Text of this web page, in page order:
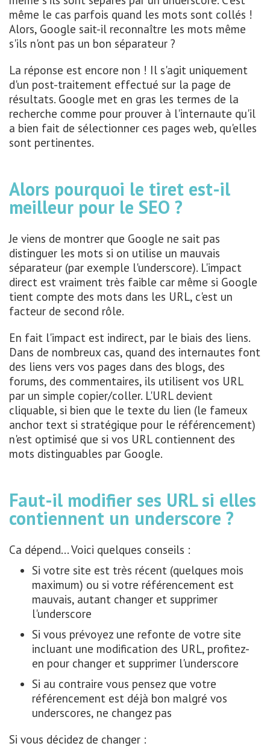
même le cas parfois quand les mots sont collés !
Alors, Google sait-il reconnaître les mots même
s'ils n'ont pas un bon séparateur ?
La réponse est encore non ! Il s'agit uniquement
d'un post-traitement effectué sur la page de
résultats. Google met en gras les termes de la
recherche comme pour prouver à l'internaute qu'il
a bien fait de sélectionner ces pages web, qu'elles
sont pertinentes.
Alors pourquoi le tiret est-il
meilleur pour le SEO ?
Je viens de montrer que Google ne sait pas
distinguer les mots si on utilise un mauvais
séparateur (par exemple l'underscore). L'impact
direct est vraiment très faible car même si Google
tient compte des mots dans les URL, c'est un
facteur de second rôle.
En fait l'impact est indirect, par le biais des liens.
Dans de nombreux cas, quand des internautes font
des liens vers vos pages dans des blogs, des
forums, des commentaires, ils utilisent vos URL
par un simple copier/coller. L'URL devient
cliquable, si bien que le texte du lien (le fameux
anchor text si stratégique pour le référencement)
n'est optimisé que si vos URL contiennent des
mots distinguables par Google.
Faut-il modifier ses URL si elles
contiennent un underscore ?
Ca dépend... Voici quelques conseils :
Si votre site est très récent (quelques mois
maximum) ou si votre référencement est
mauvais, autant changer et supprimer
l'underscore
Si vous prévoyez une refonte de votre site
incluant une modification des URL, profitez-
en pour changer et supprimer l'underscore
Si au contraire vous pensez que votre
référencement est déjà bon malgré vos
underscores, ne changez pas
Si vous décidez de changer :